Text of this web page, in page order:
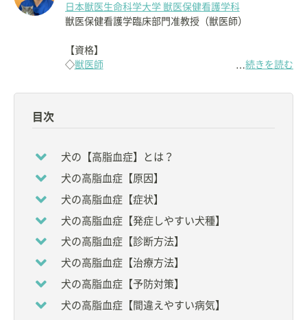
日本獣医生命科学大学 獣医保健看護学科
獣医保健看護学臨床部門准教授（獣医師）
【資格】
◇獣医師
日本獣医畜産大学（現：日本獣医生命科学大学）獣
2012-2013年、イリノイ大学に留学。
現在、 日本獣医生命科学大学付属動物医療センター
内分泌化を担当。
犬および猫の内分泌分野を中心に診療、研究を行っ
5歳のMix犬「ぽよ」と同居中。
…続きを読む
目次
犬の【高脂血症】とは？
犬の高脂血症【原因】
犬の高脂血症【症状】
犬の高脂血症【発症しやすい犬種】
犬の高脂血症【診断方法】
犬の高脂血症【治療方法】
犬の高脂血症【予防対策】
犬の高脂血症【間違えやすい病気】